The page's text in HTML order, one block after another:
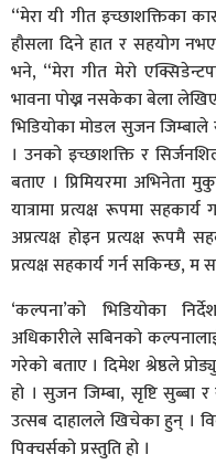
“मेरा यी गीत इच्छाशक्तिका
हौसला दिने हात र सहयोग
भने, “मेरा गीत मेरो
भावना पोख्न नसकेका बेला
भिडियोका मोडल सुजन जिम्बाले
। उनको इच्छाशक्ति र
बताए । प्रिमियरमा
यात्रामा प्रत्यक्ष रूपमा
अप्रत्यक्ष होइन प्रत्यक्ष
प्रत्यक्ष सहकार्य गर्न सकिन्छ, म
‘कल्पना’को भिडियोका
अधिकारीले सबिनको
गरेको बताए । दिमेश श्रेष्ठले
हो । सुजन जिम्बा, सृष्टि सुब्बा
उत्सब दाहालले खिचेका हुन् ।
पिक्चर्सको प्रस्तुति हो ।